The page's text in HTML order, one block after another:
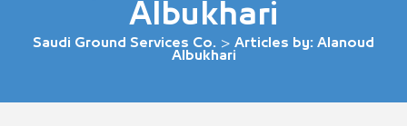
Albukhari
Saudi Ground Services Co. > Articles by: Alanoud
Albukhari